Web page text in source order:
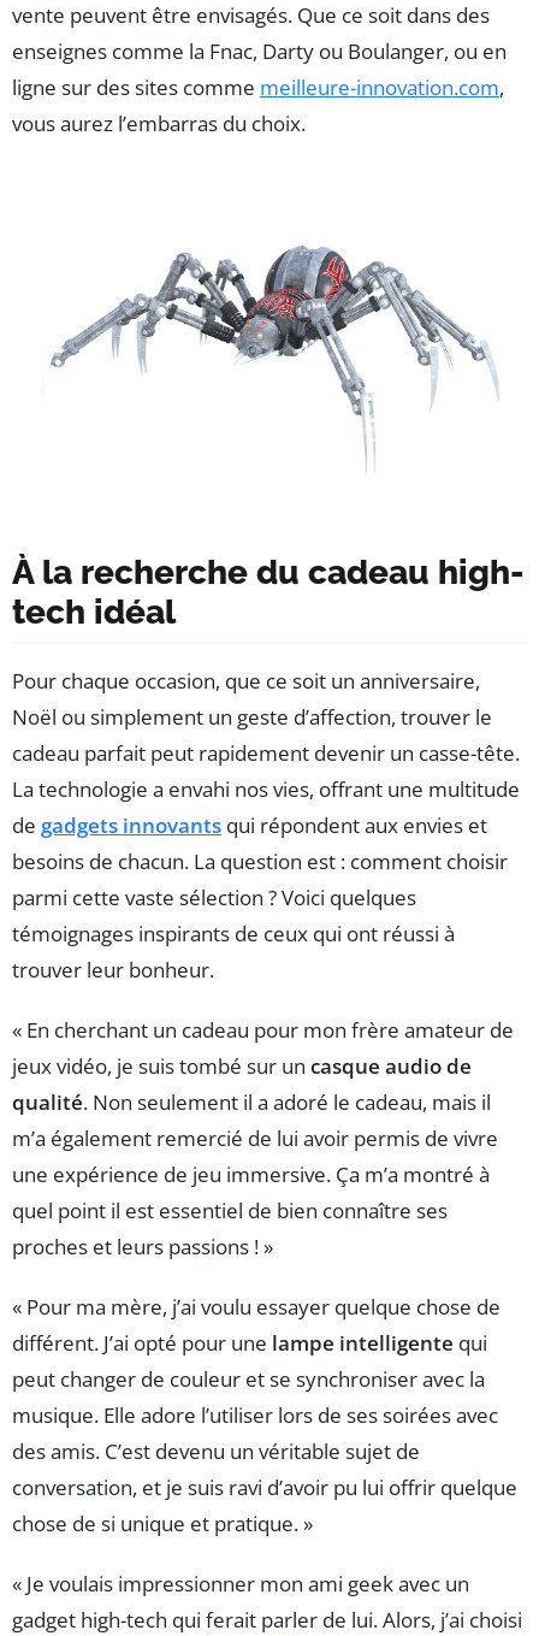
vente peuvent être envisagés. Que ce soit dans des
enseignes comme la Fnac, Darty ou Boulanger, ou en
ligne sur des sites comme meilleure-innovation.com,
vous aurez l’embarras du choix.
À la recherche du cadeau high-
tech idéal
Pour chaque occasion, que ce soit un anniversaire,
Noël ou simplement un geste d’affection, trouver le
cadeau parfait peut rapidement devenir un casse-tête.
La technologie a envahi nos vies, offrant une multitude
de gadgets innovants qui répondent aux envies et
besoins de chacun. La question est : comment choisir
parmi cette vaste sélection ? Voici quelques
témoignages inspirants de ceux qui ont réussi à
trouver leur bonheur.
« En cherchant un cadeau pour mon frère amateur de
jeux vidéo, je suis tombé sur un casque audio de
qualité. Non seulement il a adoré le cadeau, mais il
m’a également remercié de lui avoir permis de vivre
une expérience de jeu immersive. Ça m’a montré à
quel point il est essentiel de bien connaître ses
proches et leurs passions ! »
« Pour ma mère, j’ai voulu essayer quelque chose de
différent. J’ai opté pour une lampe intelligente qui
peut changer de couleur et se synchroniser avec la
musique. Elle adore l’utiliser lors de ses soirées avec
des amis. C’est devenu un véritable sujet de
conversation, et je suis ravi d’avoir pu lui offrir quelque
chose de si unique et pratique. »
« Je voulais impressionner mon ami geek avec un
gadget high-tech qui ferait parler de lui. Alors, j’ai choisi